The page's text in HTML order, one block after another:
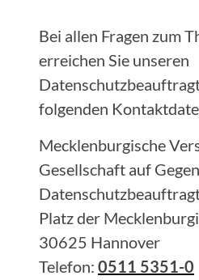
Bei allen Fragen zum
erreichen Sie unseren
folgenden
Mecklenburgische
Gesellschaft auf
Platz der
30625 Hannover
Telefon: 0511 5351-0